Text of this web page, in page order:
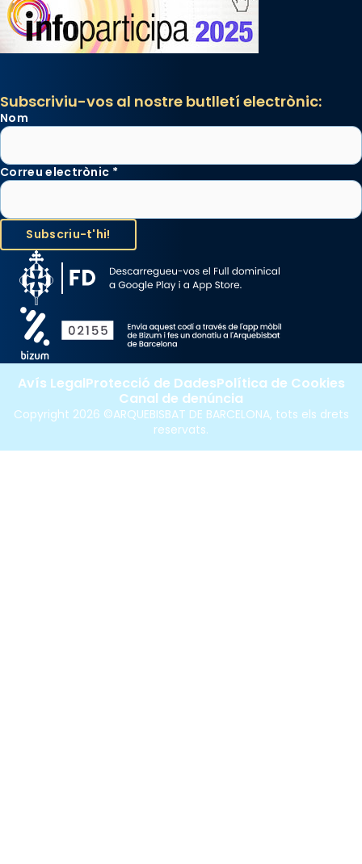
Subscriviu-vos al nostre butlletí electrònic:
Nom
Correu electrònic *
Copyright 2026 ©ARQUEBISBAT DE BARCELONA, tots els drets
reservats.
Avís LegalProtecció de DadesPolítica de Cookies
Canal de denúncia